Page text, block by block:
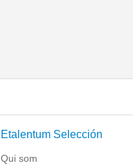
Etalentum Selección
Qui som